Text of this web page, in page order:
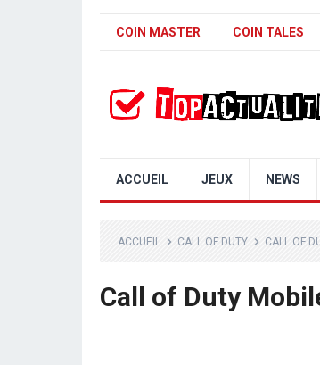
COIN MASTER COIN TALES
ACCUEIL JEUX NEWS
ACCUEIL CALL OF DUTY CALL OF
Call of Duty